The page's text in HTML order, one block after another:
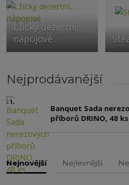
Lžičky dezertní,
nápojové
Nejprodávanější
1.
Banquet Sada
příborů DRINO, 48 ks
Nejnovější Nejlevnější